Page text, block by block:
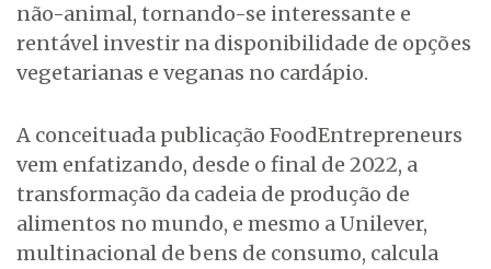
não-animal, tornando-se interessante e
rentável investir na disponibilidade de opções
vegetarianas e veganas no cardápio.
A conceituada publicação FoodEntrepreneurs
vem enfatizando, desde o final de 2022, a
transformação da cadeia de produção de
alimentos no mundo, e mesmo a Unilever,
multinacional de bens de consumo, calcula